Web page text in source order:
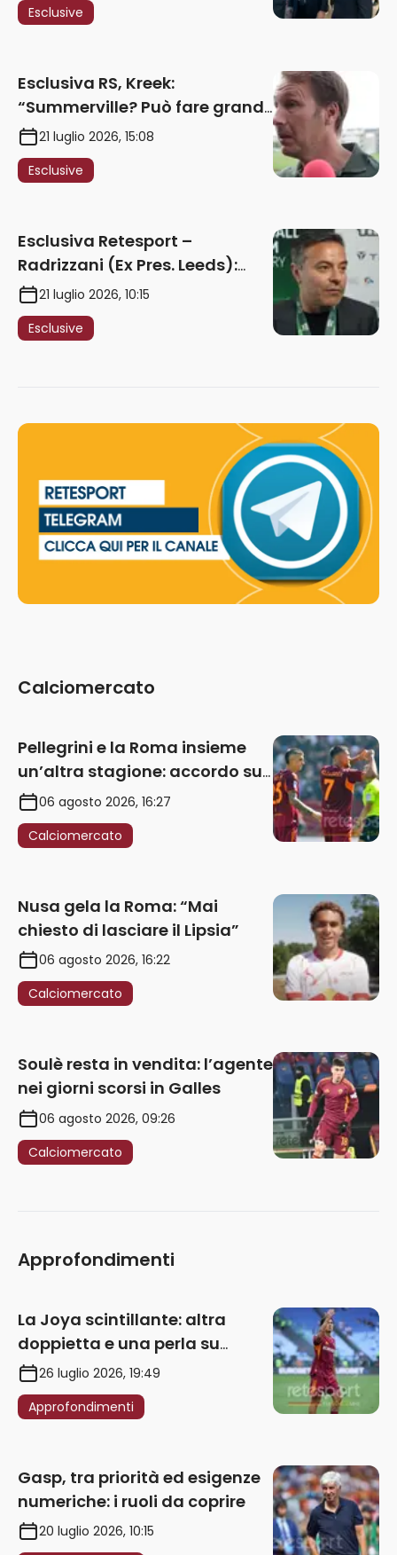
2027. Ricorsi strumentali?
Esclusive
Esclusiva RS, Kreek:
“Summerville? Può fare grandi
cose in Serie A. Godts deve
maturare esperienza per
giocare nella Roma”
21 luglio 2026, 15:08
Esclusive
Esclusiva Retesport –
Radrizzani (Ex Pres. Leeds):
“Summerville ragazzo
speciale, in Italia con Gasp
può esplodere
21 luglio 2026, 10:15
Esclusive
Calciomercato
Pellegrini e la Roma insieme
un’altra stagione: accordo sul
rinnovo annuale
06 agosto 2026, 16:27
Calciomercato
Nusa gela la Roma: “Mai
chiesto di lasciare il Lipsia”
06 agosto 2026, 16:22
Calciomercato
Soulè resta in vendita: l’agente
nei giorni scorsi in Galles
06 agosto 2026, 09:26
Calciomercato
Approfondimenti
La Joya scintillante: altra
doppietta e una perla su
punizione – VIDEO
26 luglio 2026, 19:49
Approfondimenti
Gasp, tra priorità ed esigenze
numeriche: i ruoli da coprire
20 luglio 2026, 10:15